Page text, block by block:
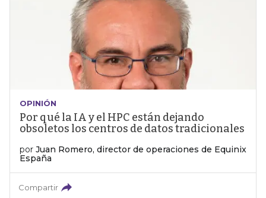
OPINIÓN
Por qué la IA y el HPC están dejando
obsoletos los centros de datos tradicionales
por Juan Romero, director de operaciones de Equinix
España
Compartir